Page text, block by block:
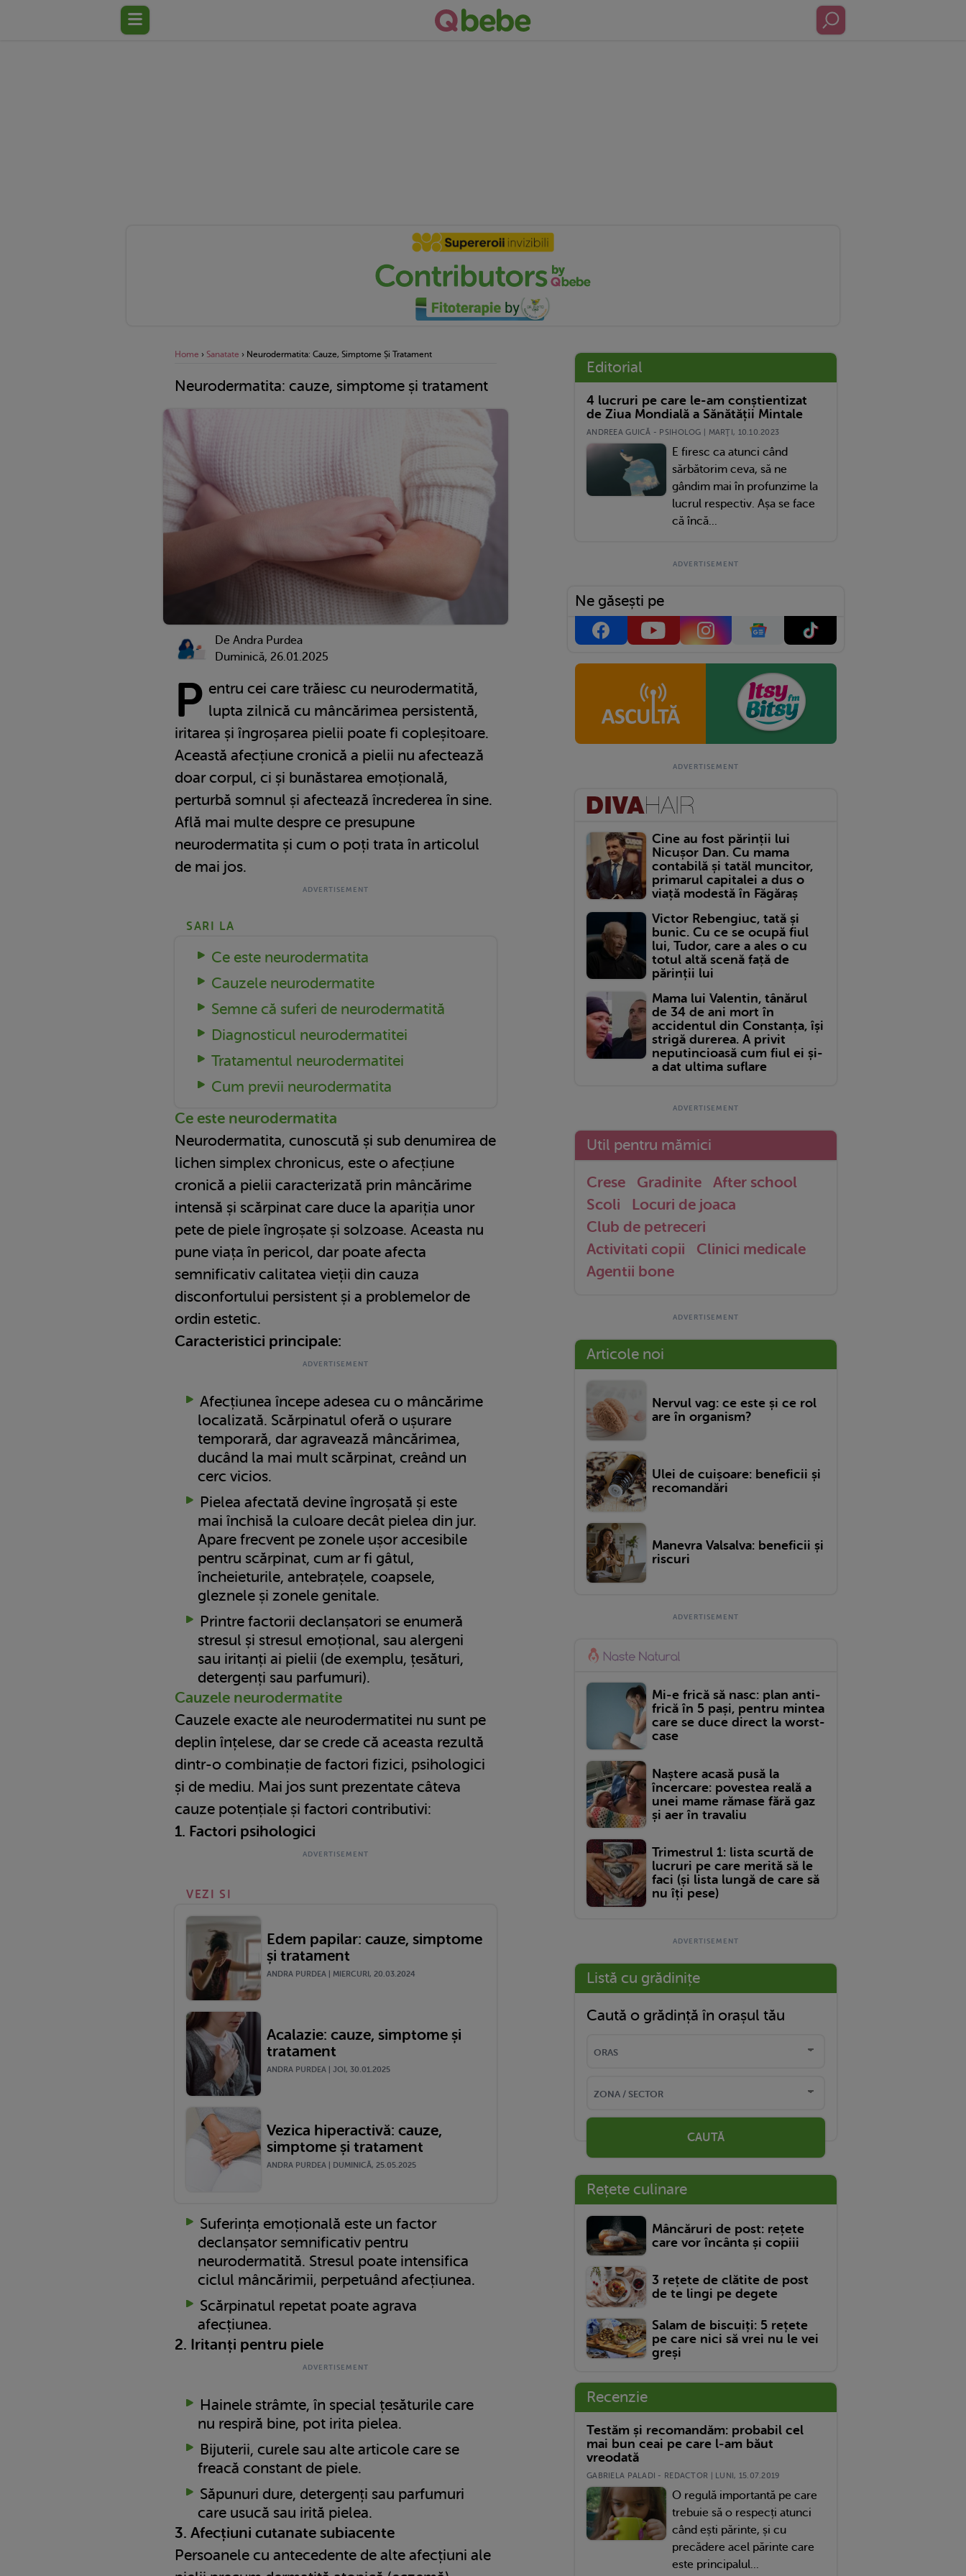
Home › Sanatate › Neurodermatita: Cauze, Simptome Și Tratament
Neurodermatita: cauze, simptome și tratament
De Andra Purdea
Duminică, 26.01.2025
P entru cei care trăiesc cu neurodermatită,
lupta zilnică cu mâncărimea persistentă,
iritarea și îngroșarea pielii poate fi copleșitoare.
Această afecțiune cronică a pielii nu afectează
doar corpul, ci și bunăstarea emoțională,
perturbă somnul și afectează încrederea în sine.
Află mai multe despre ce presupune
neurodermatita și cum o poți trata în articolul
de mai jos.
SARI LA
Ce este neurodermatita
Cauzele neurodermatite
Semne că suferi de neurodermatită
Diagnosticul neurodermatitei
Tratamentul neurodermatitei
Cum previi neurodermatita
Ce este neurodermatita
Neurodermatita, cunoscută și sub denumirea de
lichen simplex chronicus, este o afecțiune
cronică a pielii caracterizată prin mâncărime
intensă și scărpinat care duce la apariția unor
pete de piele îngroșate și solzoase. Aceasta nu
pune viața în pericol, dar poate afecta
semnificativ calitatea vieții din cauza
disconfortului persistent și a problemelor de
ordin estetic.
Caracteristici principale:
Afecțiunea începe adesea cu o mâncărime
localizată. Scărpinatul oferă o ușurare
temporară, dar agravează mâncărimea,
ducând la mai mult scărpinat, creând un
cerc vicios.
Pielea afectată devine îngroșată și este
mai închisă la culoare decât pielea din jur.
Apare frecvent pe zonele ușor accesibile
pentru scărpinat, cum ar fi gâtul,
încheieturile, antebrațele, coapsele,
gleznele și zonele genitale.
Printre factorii declanșatori se enumeră
stresul și stresul emoțional, sau alergeni
sau iritanți ai pielii (de exemplu, țesături,
detergenți sau parfumuri).
Cauzele neurodermatite
Cauzele exacte ale neurodermatitei nu sunt pe
deplin înțelese, dar se crede că aceasta rezultă
dintr-o combinație de factori fizici, psihologici
și de mediu. Mai jos sunt prezentate câteva
cauze potențiale și factori contributivi:
1. Factori psihologici
VEZI SI
Edem papilar: cauze, simptome
și tratament
ANDRA PURDEA | MIERCURI, 20.03.2024
Acalazie: cauze, simptome și
tratament
ANDRA PURDEA | JOI, 30.01.2025
Vezica hiperactivă: cauze,
simptome și tratament
ANDRA PURDEA | DUMINICĂ, 25.05.2025
Suferința emoțională este un factor
declanșator semnificativ pentru
neurodermatită. Stresul poate intensifica
ciclul mâncărimii, perpetuând afecțiunea.
Scărpinatul repetat poate agrava
afecțiunea.
2. Iritanți pentru piele
Hainele strâmte, în special țesăturile care
nu respiră bine, pot irita pielea.
Bijuterii, curele sau alte articole care se
freacă constant de piele.
Săpunuri dure, detergenți sau parfumuri
care usucă sau irită pielea.
3. Afecțiuni cutanate subiacente
Persoanele cu antecedente de alte afecțiuni ale
Editorial
4 lucruri pe care le-am conștientizat
de Ziua Mondială a Sănătății Mintale
ANDREEA GUICĂ - PSIHOLOG | MARŢI, 10.10.2023
E firesc ca atunci când
sărbătorim ceva, să ne
gândim mai în profunzime la
lucrul respectiv. Așa se face
că încă...
Ne găsești pe
Cine au fost părinții lui
Nicușor Dan. Cu mama
contabilă și tatăl muncitor,
primarul capitalei a dus o
viață modestă în Făgăraș
Victor Rebengiuc, tată și
bunic. Cu ce se ocupă fiul
lui, Tudor, care a ales o cu
totul altă scenă față de
părinții lui
Mama lui Valentin, tânărul
de 34 de ani mort în
accidentul din Constanța, își
strigă durerea. A privit
neputincioasă cum fiul ei și-
a dat ultima suflare
Util pentru mămici
Crese Gradinite
After school
Scoli
Locuri de joaca
Club de petreceri
Activitati copii
Clinici medicale
Agentii bone
Articole noi
Nervul vag: ce este și ce rol
are în organism?
Ulei de cuișoare: beneficii și
recomandări
Manevra Valsalva: beneficii și
riscuri
Mi-e frică să nasc: plan anti-
frică în 5 pași, pentru mintea
care se duce direct la worst-
case
Naștere acasă pusă la
încercare: povestea reală a
unei mame rămase fără gaz
și aer în travaliu
Trimestrul 1: lista scurtă de
lucruri pe care merită să le
faci (și lista lungă de care să
nu îți pese)
Listă cu grădinițe
Caută o grădință în orașul tău
CAUTĂ
Rețete culinare
Mâncăruri de post: rețete
care vor încânta și copiii
3 rețete de clătite de post
de te lingi pe degete
Salam de biscuiți: 5 rețete
pe care nici să vrei nu le vei
greși
Recenzie
Testăm și recomandăm: probabil cel
mai bun ceai pe care l-am băut
vreodată
GABRIELA PALADI - REDACTOR | LUNI, 15.07.2019
O regulă importantă pe care
trebuie să o respecți atunci
când ești părinte, și cu
precădere acel părinte care
este principalul...